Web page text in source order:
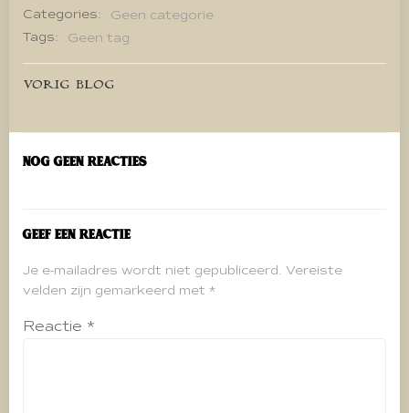
Categories:
Geen categorie
Tags:
Geen tag
Bericht
navigatie
VORIG BLOG
Nog geen reacties
Geef een reactie
Je e-mailadres wordt niet gepubliceerd. Vereiste
velden zijn gemarkeerd met *
Reactie *